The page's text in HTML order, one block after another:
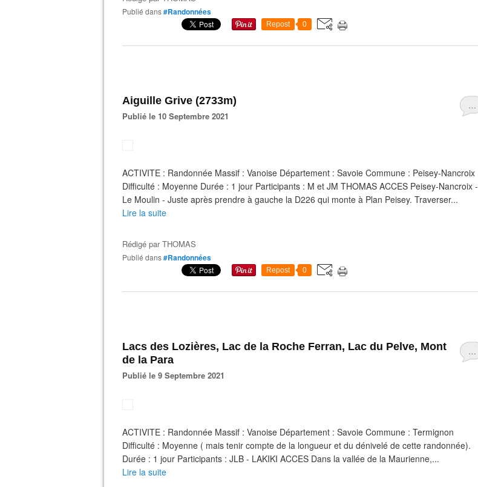
Publié dans#Randonnées
Repost 0
…
Aiguille Grive (2733m)
Publié le 10 Septembre 2021
ACTIVITE : Randonnée Massif : Vanoise Département : Savoie Commune : Peisey-Nancroix
Difficulté : Moyenne Durée : 1 jour Participants : M et JM THOMAS ACCES Peisey-Nancroix -
Le Moulin - Juste après prendre à gauche la D226 qui monte à Plan Peisey. Traverser...
Lire la suite
Rédigé parTHOMAS
Publié dans#Randonnées
Repost 0
…
Lacs des Lozières, Lac de la Roche Ferran, Lac du Pelve, Mont
de la Para
Publié le 9 Septembre 2021
ACTIVITE : Randonnée Massif : Vanoise Département : Savoie Commune : Termignon
Difficulté : Moyenne ( mais tenir compte de la longueur et du dénivelé de cette randonnée).
Durée : 1 jour Participants : JLB - LAKIKI ACCES Dans la vallée de la Maurienne,...
Lire la suite